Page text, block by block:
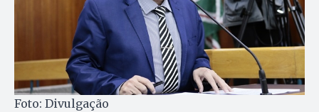
Foto: Divulgação